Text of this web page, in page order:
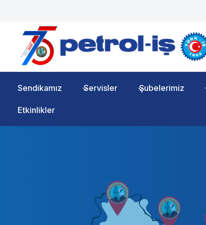
content
Sendikamız Servisler Şubelerimiz
Etkinlikler